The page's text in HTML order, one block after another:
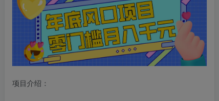
项目介绍：